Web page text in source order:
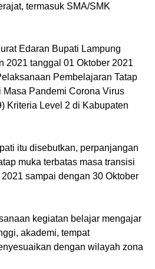
termasuk SMA/SMK
Edaran Bupati Lampung
2021 tanggal 01 Oktober 2021
Pembelajaran Tatap
Masa Pandemi Corona Virus
Kriteria Level 2 di Kabupaten
itu disebutkan, perpanjangan
muka terbatas masa transisi
sampai dengan 30 Oktober
kegiatan belajar mengajar
akademi, tempat
dengan wilayah zona